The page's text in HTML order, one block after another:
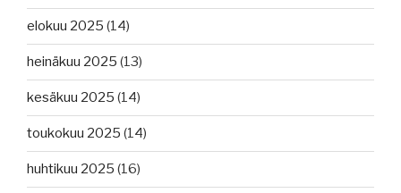
elokuu 2025 (14)
heinäkuu 2025 (13)
kesäkuu 2025 (14)
toukokuu 2025 (14)
huhtikuu 2025 (16)